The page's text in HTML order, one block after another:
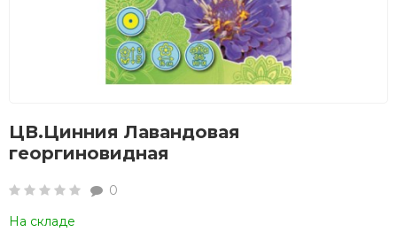
ЦВ.Цинния Лавандовая
георгиновидная
0
На складе